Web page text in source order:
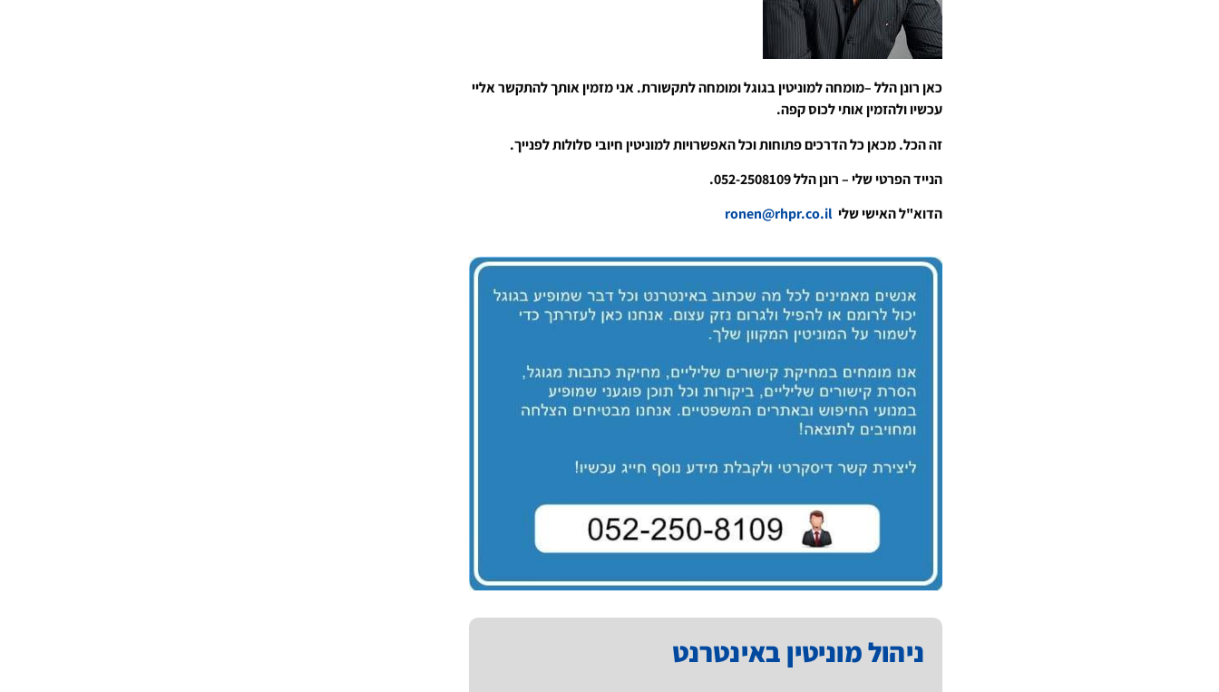
כאן רונן הלל –מומחה למוניטין בגוגל ומומחה לתקשורת. אני מזמין אותך להתקשר אליי
עכשיו ולהזמין אותי לכוס קפה.
זה הכל. מכאן כל הדרכים פתוחות וכל האפשרויות למוניטין חיובי סלולות לפנייך.
הנייד הפרטי שלי – רונן הלל 052-2508109.
הדוא"ל האישי שלי
ניהול מוניטין באינטרנט